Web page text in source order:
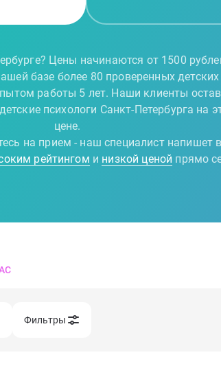
Цены начинаются от 1500
базе более 80 проверенных детских
работы 5 лет. Наши клиенты
психологи Санкт-Петербурга на
цене.
на прием - наш специалист напишет
рейтингом и низкой ценой прямо
Фильтры